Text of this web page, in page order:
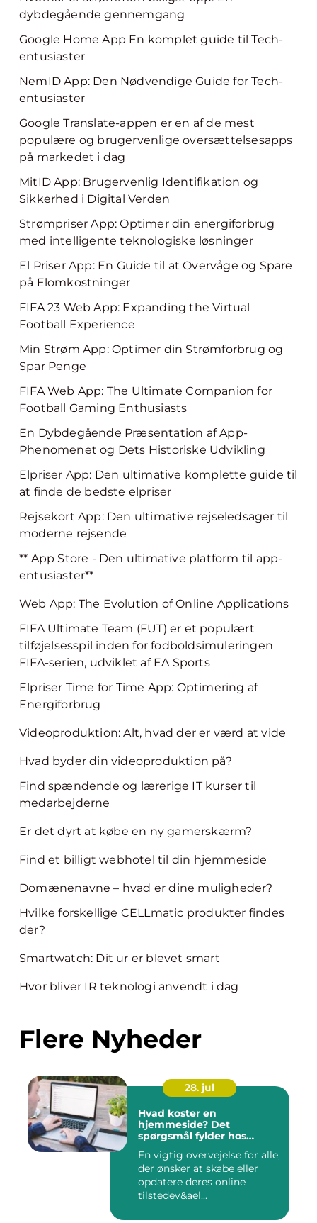
dybdegående gennemgang
Google Home App En komplet guide til Tech-
entusiaster
NemID App: Den Nødvendige Guide for Tech-
entusiaster
Google Translate-appen er en af de mest
populære og brugervenlige oversættelsesapps
på markedet i dag
MitID App: Brugervenlig Identifikation og
Sikkerhed i Digital Verden
Strømpriser App: Optimer din energiforbrug
med intelligente teknologiske løsninger
El Priser App: En Guide til at Overvåge og Spare
på Elomkostninger
FIFA 23 Web App: Expanding the Virtual
Football Experience
Min Strøm App: Optimer din Strømforbrug og
Spar Penge
FIFA Web App: The Ultimate Companion for
Football Gaming Enthusiasts
En Dybdegående Præsentation af App-
Phenomenet og Dets Historiske Udvikling
Elpriser App: Den ultimative komplette guide til
at finde de bedste elpriser
Rejsekort App: Den ultimative rejseledsager til
moderne rejsende
** App Store - Den ultimative platform til app-
entusiaster**
Web App: The Evolution of Online Applications
FIFA Ultimate Team (FUT) er et populært
tilføjelsesspil inden for fodboldsimuleringen
FIFA-serien, udviklet af EA Sports
Elpriser Time for Time App: Optimering af
Energiforbrug
Videoproduktion: Alt, hvad der er værd at vide
Hvad byder din videoproduktion på?
Find spændende og lærerige IT kurser til
medarbejderne
Er det dyrt at købe en ny gamerskærm?
Find et billigt webhotel til din hjemmeside
Domænenavne – hvad er dine muligheder?
Hvilke forskellige CELLmatic produkter findes
der?
Smartwatch: Dit ur er blevet smart
Hvor bliver IR teknologi anvendt i dag
Flere Nyheder
28. jul
Hvad koster en
hjemmeside? Det
spørgsmål fylder hos
En vigtig overvejelse for alle,
der ønsker at skabe eller
opdatere deres online
tilstedev&ael...